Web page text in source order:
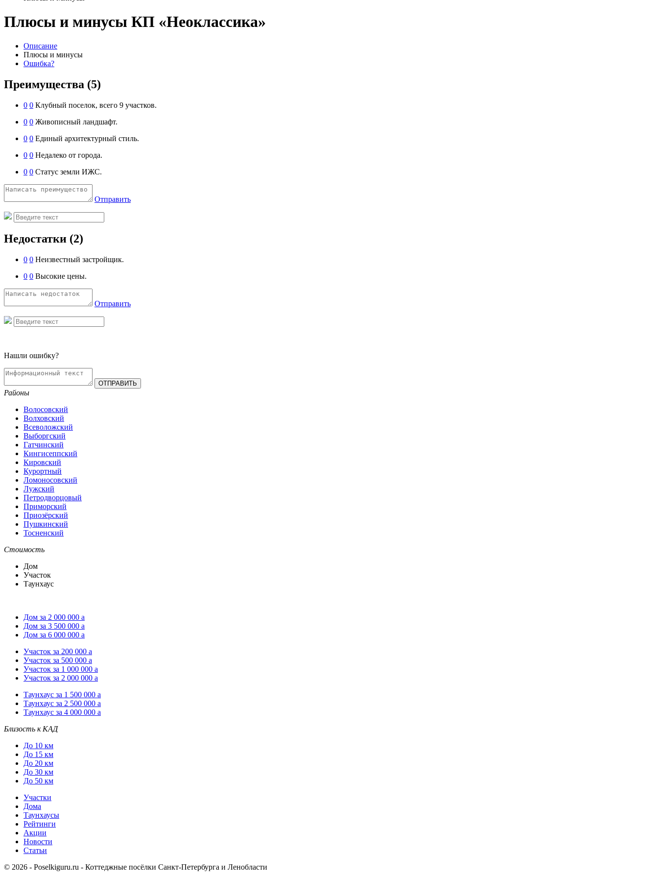
Плюсы и минусы КП «Неоклассика»
Описание
Плюсы и минусы
Ошибка?
Преимущества (5)
0 0 Клубный поселок, всего 9 участков.
0 0 Живописный ландшафт.
0 0 Единый архитектурный стиль.
0 0 Недалеко от города.
0 0 Статус земли ИЖС.
Отправить
Недостатки (2)
0 0 Неизвестный застройщик.
0 0 Высокие цены.
Отправить
Нашли ошибку?
Районы
Волосовский
Волховский
Всеволожский
Выборгский
Гатчинский
Кингисеппский
Кировский
Курортный
Ломоносовский
Лужский
Петродворцовый
Приморский
Приозёрский
Пушкинский
Тосненский
Стоимость
Дом
Участок
Таунхаус
Дом за 2 000 000 a
Дом за 3 500 000 a
Дом за 6 000 000 a
Участок за 200 000 a
Участок за 500 000 a
Участок за 1 000 000 a
Участок за 2 000 000 a
Таунхаус за 1 500 000 a
Таунхаус за 2 500 000 a
Таунхаус за 4 000 000 a
Близость к КАД
До 10 км
До 15 км
До 20 км
До 30 км
До 50 км
Участки
Дома
Таунхаусы
Рейтинги
Акции
Новости
Статьи
© 2026 - Poselkiguru.ru - Коттеджные посёлки Санкт-Петербурга и Ленобласти